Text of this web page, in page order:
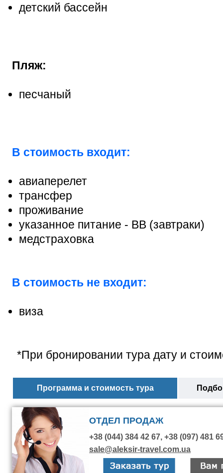
детский бассейн
Пляж:
песчаный
В стоимость входит:
авиаперелет
трансфер
проживание
указанное питание - ВВ (завтраки)
медстраховка
В стоимость не входит:
виза
*При бронировании тура дату и
Программа и стоимость тура
ОТДЕЛ ПРОДАЖ
+38 (044) 384 42 67, +38 (097) 481
sale@aleksir-travel.com.ua